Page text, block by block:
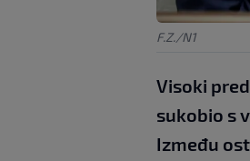
F.Z./N1
Visoki
sukobio s
Između